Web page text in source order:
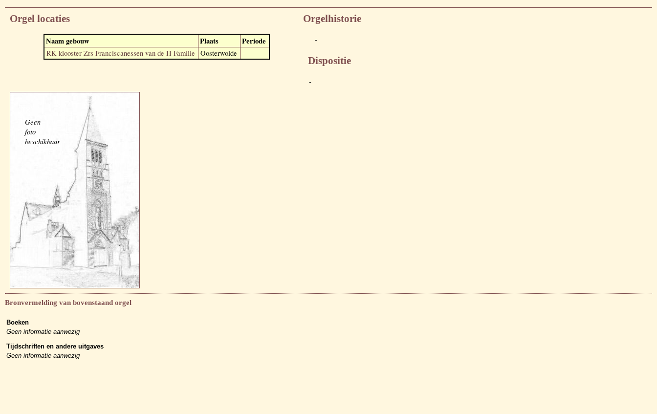
Orgel locaties
Naam gebouw Plaats Periode
RK klooster Zrs Franciscanessen van de H Familie Oosterwolde -
Orgelhistorie
-
Dispositie
-
Geen
foto
beschikbaar
Bronvermelding van bovenstaand orgel
Boeken
Geen informatie aanwezig
Tijdschriften en andere uitgaves
Geen informatie aanwezig